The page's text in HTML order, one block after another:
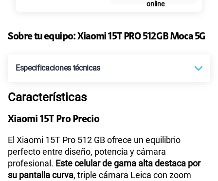
Sobre tu equipo:Xiaomi 15T PRO 512GB Moca 5G
Especificaciones técnicas
Tecnología de Pantalla
Sistema operativo Android 14
Capacidad Memoria Interna 512 GB
Características
Xiaomi 15T Pro Precio
El Xiaomi 15T Pro 512 GB ofrece un equilibrio
perfecto entre diseño, potencia y cámara
profesional. Este celular de gama alta destaca por
su pantalla curva, triple cámara Leica con zoom